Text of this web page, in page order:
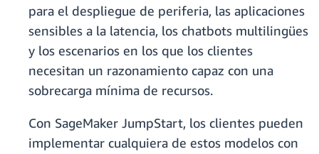
para el despliegue de periferia, las aplicaciones
sensibles a la latencia, los chatbots multilingües
y los escenarios en los que los clientes
necesitan un razonamiento capaz con una
sobrecarga mínima de recursos.
Con SageMaker JumpStart, los clientes pueden
implementar cualquiera de estos modelos con